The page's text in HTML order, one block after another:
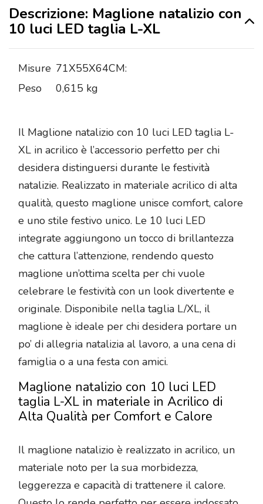
Descrizione: Maglione natalizio con
10 luci LED taglia L-XL
Misure 71X55X64CM:
Peso
0,615 kg
Il Maglione natalizio con 10 luci LED taglia L-
XL in acrilico è l’accessorio perfetto per chi
desidera distinguersi durante le festività
natalizie. Realizzato in materiale acrilico di alta
qualità, questo maglione unisce comfort, calore
e uno stile festivo unico. Le 10 luci LED
integrate aggiungono un tocco di brillantezza
che cattura l’attenzione, rendendo questo
maglione un’ottima scelta per chi vuole
celebrare le festività con un look divertente e
originale. Disponibile nella taglia L/XL, il
maglione è ideale per chi desidera portare un
po’ di allegria natalizia al lavoro, a una cena di
famiglia o a una festa con amici.
Maglione natalizio con 10 luci LED
taglia L-XL in materiale in Acrilico di
Alta Qualità per Comfort e Calore
Il maglione natalizio è realizzato in acrilico, un
materiale noto per la sua morbidezza,
leggerezza e capacità di trattenere il calore.